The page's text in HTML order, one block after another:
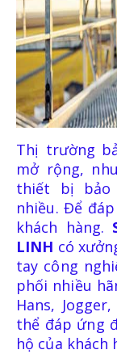
Thị trường
mở rộng,
thiết bị bảo
nhiều. Để
khách hàng.
LINH có
tay công
phối nhiều
Hans,
thể đáp ứng
hộ của khách